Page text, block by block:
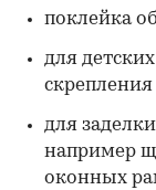
поклейка
для
для
например
оконных